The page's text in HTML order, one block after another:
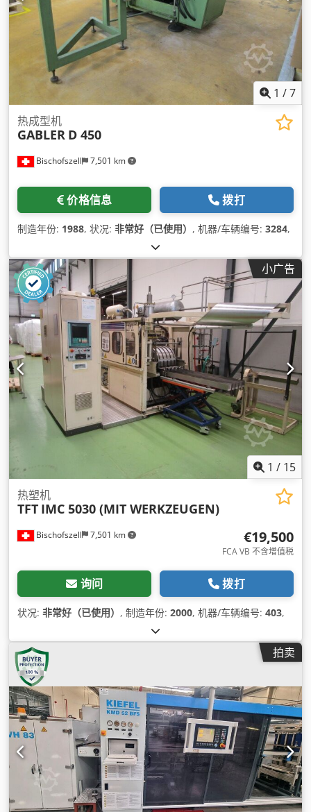
1 /7
Bischofszell 7,501 km
热成型机
GABLER D 450
价格信息 拨打
制造年份: 1988, 状况: 非常好（已使用） , 机器/车辆编号: 3284,
小广告
1 / 15
Bischofszell 7,501 km
热塑机
TFT IMC 5030 (MIT WERKZEUGEN)
€19,500
FCA VB 不含增值税
询问 拨打
状况: 非常好（已使用） , 制造年份: 2000, 机器/车辆编号: 403,
拍卖